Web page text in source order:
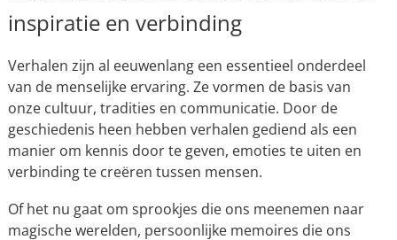
inspiratie en verbinding
Verhalen zijn al eeuwenlang een essentieel onderdeel
van de menselijke ervaring. Ze vormen de basis van
onze cultuur, tradities en communicatie. Door de
geschiedenis heen hebben verhalen gediend als een
manier om kennis door te geven, emoties te uiten en
verbinding te creëren tussen mensen.
Of het nu gaat om sprookjes die ons meenemen naar
magische werelden, persoonlijke memoires die ons